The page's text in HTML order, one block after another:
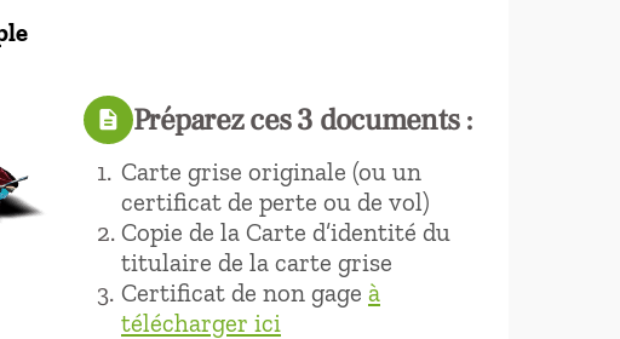
description Préparez ces 3 documents :
Carte grise originale (ou un
certificat de perte ou de vol)
Copie de la Carte d’identité du
titulaire de la carte grise
Certificat de non gage à
télécharger ici